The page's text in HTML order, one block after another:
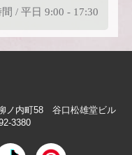
内
を応援！訴求力を高
願い
ピツ作家 かわばたあき
/ 平日 9:00 - 17:30
ノ内町58 谷口松雄堂ビル
3380